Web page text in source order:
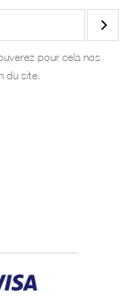
pour cela nos
du site.